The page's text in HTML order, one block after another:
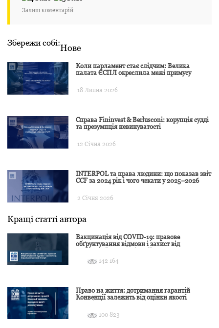
Залиш коментарій
Збережи собі:Нове
Коли парламент стає слідчим: Велика
палата ЄСПЛ окреслила межі примусу
18 Липня 2026
Справа Fininvest & Berlusconi: корупція судді
та презумпція невинуватості
12 Січня 2026
INTERPOL та права людини: що показав звіт
CCF за 2024 рік і чого чекати у 2025–2026
2 Січня 2026
Кращі статті автора
Вакцинація від COVID-19: правове
обґрунтування відмови і захист від
142 164
Право на життя: дотримання гарантій
Конвенції залежить від оцінки якості
100 823